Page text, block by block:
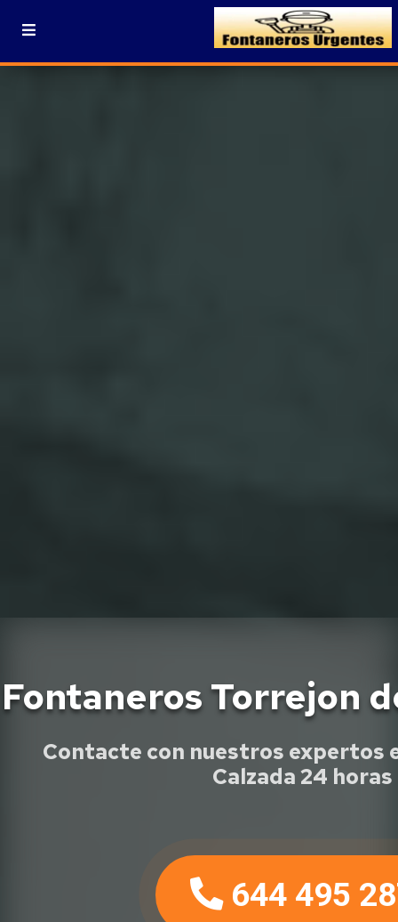
Fontaneros Torrejon
Contacte con nuestros expertos
Calzada 24 horas
644 495